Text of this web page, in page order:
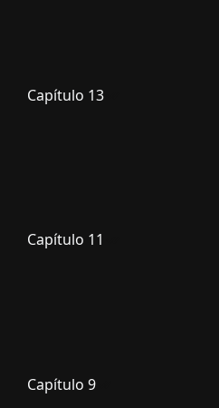
Capítulo 13
Capítulo 11
Capítulo 9